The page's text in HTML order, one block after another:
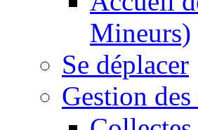
Mineurs)
Se déplacer
Gestion des